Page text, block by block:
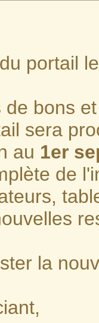
portail
bons
sera
au 1er
de
la